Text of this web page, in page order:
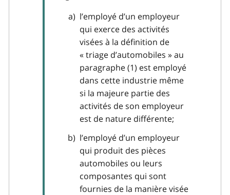
l’employé d’un employeur
qui exerce des activités
visées à la définition de
« triage d’automobiles » au
paragraphe (1) est employé
dans cette industrie même
si la majeure partie des
activités de son employeur
est de nature différente;
l’employé d’un employeur
qui produit des pièces
automobiles ou leurs
composantes qui sont
fournies de la manière visée